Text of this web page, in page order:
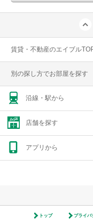
賃貸・不動産のエイブル
別の探し方でお部屋を探す
沿線・駅から
店舗を探す
アプリから
トップ プライバ